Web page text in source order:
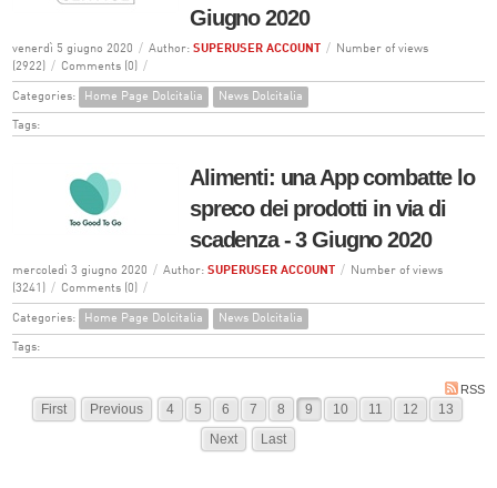
Giugno 2020
venerdì 5 giugno 2020 / Author: SUPERUSER ACCOUNT /
Number of views
(2922)
/ Comments (0) /
Categories: Home Page Dolcitalia News Dolcitalia
Tags:
Alimenti: una App combatte lo
spreco dei prodotti in via di
scadenza - 3 Giugno 2020
mercoledì 3 giugno 2020 / Author: SUPERUSER ACCOUNT /
Number of views
(3241)
/ Comments (0) /
Categories: Home Page Dolcitalia News Dolcitalia
Tags:
RSS
First Previous 4 5 6 7 8 9 10 11 12
13
Next
Last